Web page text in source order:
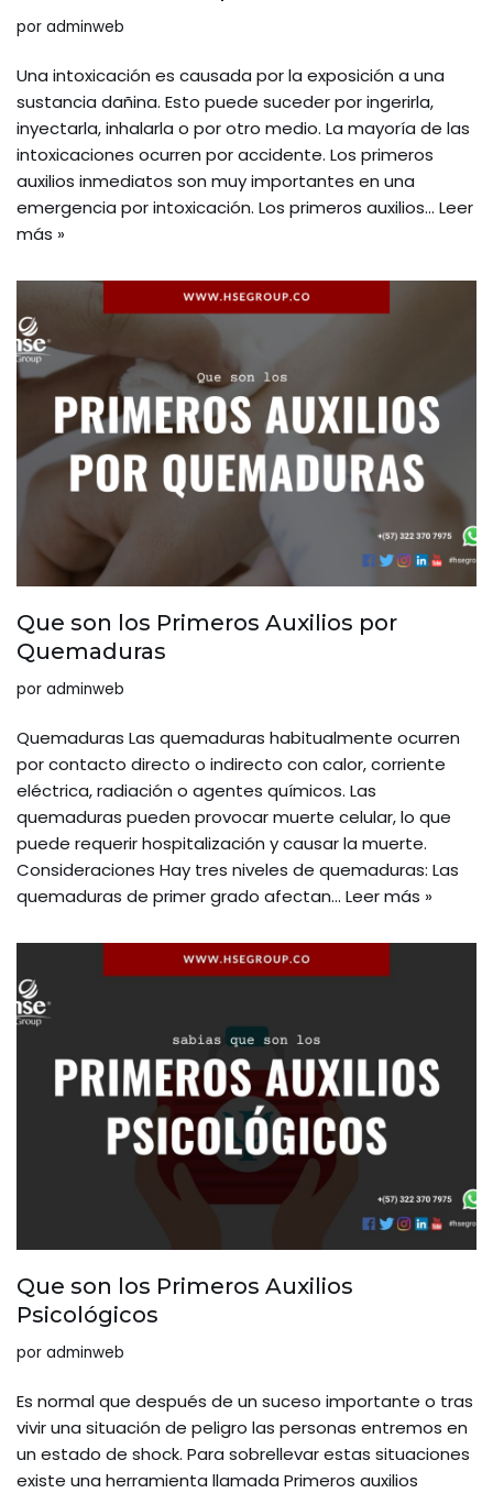
por adminweb
Una intoxicación es causada por la exposición a una
sustancia dañina. Esto puede suceder por ingerirla,
inyectarla, inhalarla o por otro medio. La mayoría de las
intoxicaciones ocurren por accidente. Los primeros
auxilios inmediatos son muy importantes en una
emergencia por intoxicación. Los primeros auxilios… Leer
más »
Que son los Primeros Auxilios por
Quemaduras
por adminweb
Quemaduras Las quemaduras habitualmente ocurren
por contacto directo o indirecto con calor, corriente
eléctrica, radiación o agentes químicos. Las
quemaduras pueden provocar muerte celular, lo que
puede requerir hospitalización y causar la muerte.
Consideraciones Hay tres niveles de quemaduras: Las
quemaduras de primer grado afectan… Leer más »
Que son los Primeros Auxilios
Psicológicos
por adminweb
Es normal que después de un suceso importante o tras
vivir una situación de peligro las personas entremos en
un estado de shock. Para sobrellevar estas situaciones
existe una herramienta llamada Primeros auxilios